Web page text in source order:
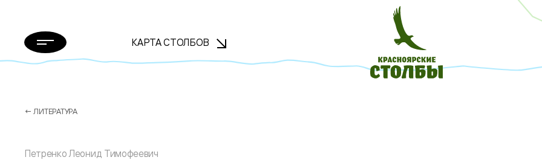
КАРТА СТОЛБОВ
← ЛИТЕРАТУРА
Петренко Леонид Тимофеевич